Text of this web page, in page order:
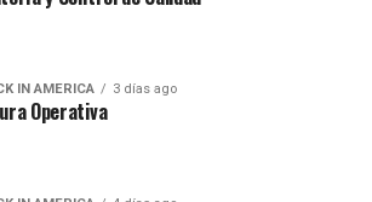
IN AMERICA 3 días ago
Operativa